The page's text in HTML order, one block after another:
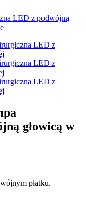
głowicą w
płatku.